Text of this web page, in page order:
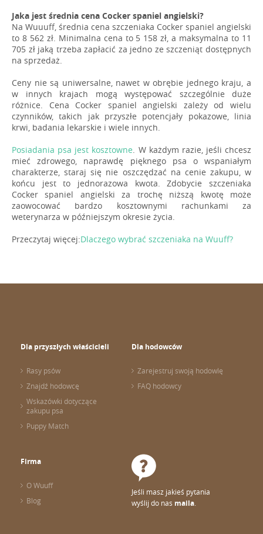
Jaka jest średnia cena Cocker spaniel angielski?
Na Wuuuff, średnia cena szczeniaka Cocker spaniel angielski
to 8 562 zł. Minimalna cena to 5 158 zł, a maksymalna to 11
705 zł jaką trzeba zapłacić za jedno ze szczeniąt dostępnych
na sprzedaż.
Ceny nie są uniwersalne, nawet w obrębie jednego kraju, a
w innych krajach mogą występować szczególnie duże
różnice. Cena Cocker spaniel angielski zależy od wielu
czynników, takich jak przyszłe potencjały pokazowe, linia
krwi, badania lekarskie i wiele innych.
Posiadania psa jest kosztowne. W każdym razie, jeśli chcesz
mieć zdrowego, naprawdę pięknego psa o wspaniałym
charakterze, staraj się nie oszczędzać na cenie zakupu, w
końcu jest to jednorazowa kwota. Zdobycie szczeniaka
Cocker spaniel angielski za trochę niższą kwotę może
zaowocować bardzo kosztownymi rachunkami za
weterynarza w późniejszym okresie życia.
Przeczytaj więcej:Dlaczego wybrać szczeniaka na Wuuff?
Dla przyszłych właścicieli
Rasy psów
Znajdź hodowcę
Wskazówki dotyczące
zakupu psa
Puppy Match
Dla hodowców
Zarejestruj swoją hodowlę
FAQ hodowcy
Firma
O Wuuff
Blog
Jeśli masz jakieś pytania
wyślij do nas maila.